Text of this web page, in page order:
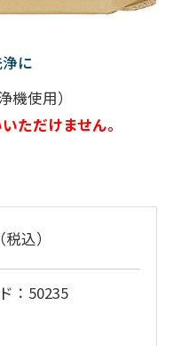
に
使用）
ただけません。
50235